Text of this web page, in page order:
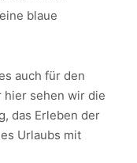
blaue
auch für den
hier sehen wir die
das Erleben der
Urlaubs mit